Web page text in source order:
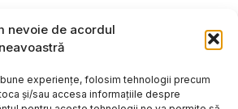
nevoie de acordul
experiențe, folosim tehnologii precum
și/sau accesa informațiile despre